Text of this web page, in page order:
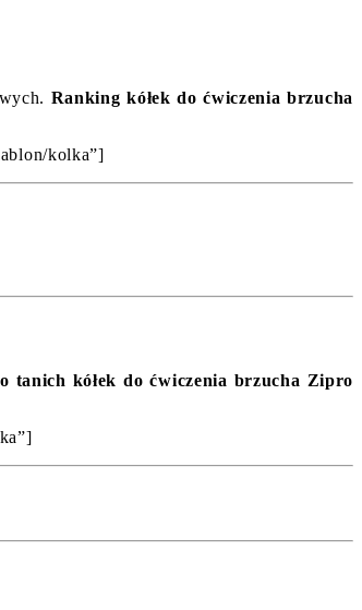
Ranking kółek do ćwiczenia brzucha
kolka”]
tanich kółek do ćwiczenia brzucha Zipro